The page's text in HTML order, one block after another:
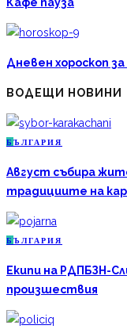
Кафе пауза
Дневен хороскоп
ВОДЕЩИ НОВИНИ
Б ЪЛГАРИЯ
Август събира
традициите на
Б ЪЛГАРИЯ
Екипи на РДПБЗН-
произшествия